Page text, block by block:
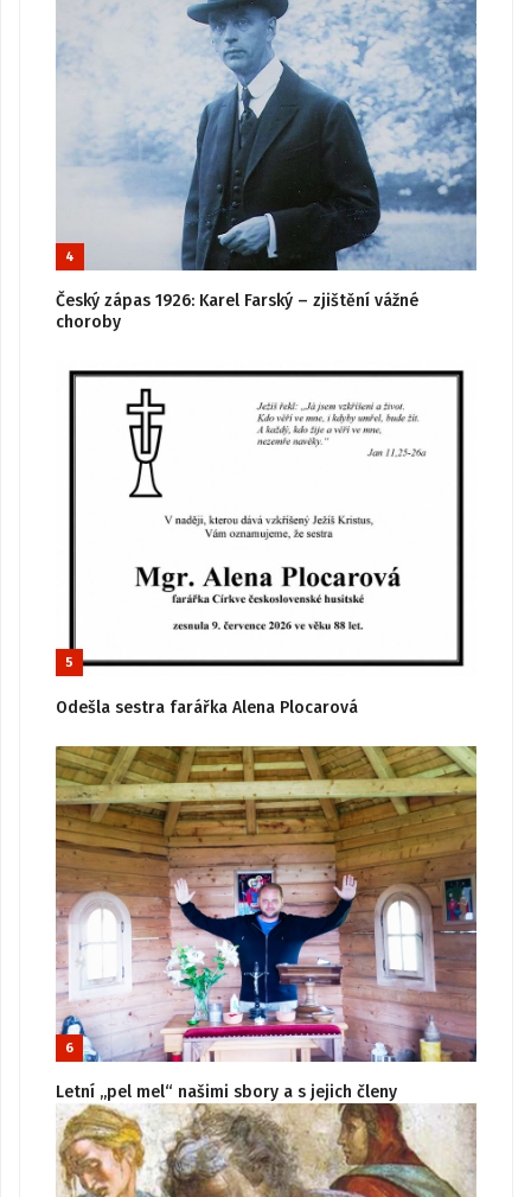
4
Český zápas 1926: Karel Farský – zjištění vážné
choroby
5
Odešla sestra farářka Alena Plocarová
6
Letní „pel mel“ našimi sbory a s jejich členy